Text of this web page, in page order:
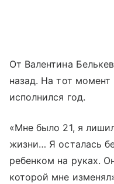
От Валентина
назад. На тот
исполнился год.
«Мне было 21, я
жизни… Я осталась
ребенком на руках.
которой мне